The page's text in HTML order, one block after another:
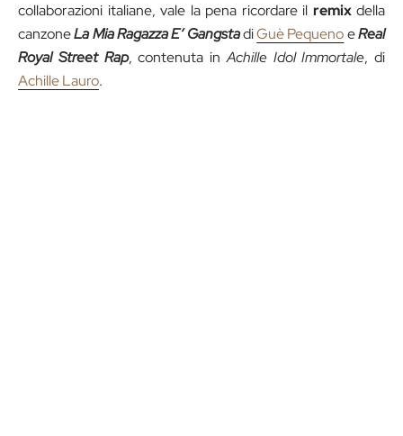
collaborazioni italiane, vale la pena ricordare il remixdella
canzoneLa Mia Ragazza E’ GangstadiGuè PequenoeReal
Royal Street Rap, contenuta inAchille Idol Immortale, di
Achille Lauro.